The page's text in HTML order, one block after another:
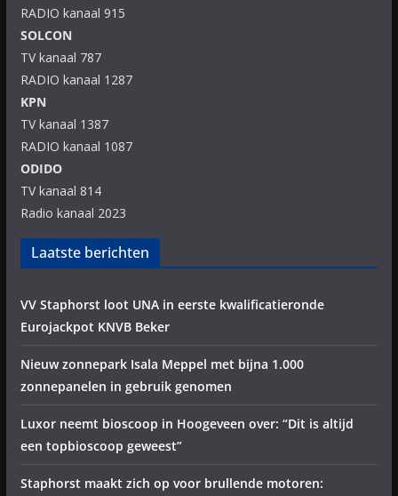
RADIO kanaal 915
SOLCON
TV kanaal 787
RADIO kanaal 1287
KPN
TV kanaal 1387
RADIO kanaal 1087
ODIDO
TV kanaal 814
Radio kanaal 2023
Laatste berichten
VV Staphorst loot UNA in eerste kwalificatieronde
Eurojackpot KNVB Beker
Nieuw zonnepark Isala Meppel met bijna 1.000
zonnepanelen in gebruik genomen
Luxor neemt bioscoop in Hoogeveen over: “Dit is altijd
een topbioscoop geweest”
Staphorst maakt zich op voor brullende motoren: